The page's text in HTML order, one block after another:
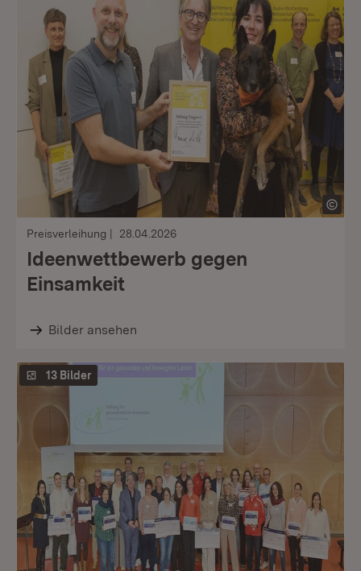
Preisverleihung 28.04.2026
Ideenwettbewerb gegen
Einsamkeit
Bilder ansehen
13 Bilder